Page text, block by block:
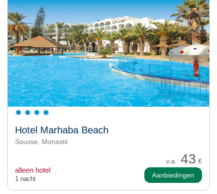
Hotel Marhaba Beach
Sousse, Monastir
v.a. 43 €
alleen hotel
1 nacht Aanbiedingen